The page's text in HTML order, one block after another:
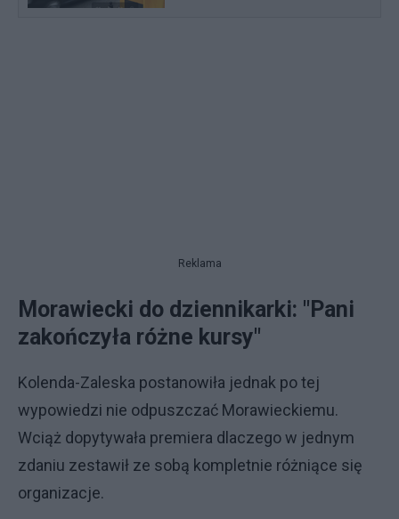
Reklama
Morawiecki do dziennikarki: "Pani
zakończyła różne kursy"
Kolenda-Zaleska postanowiła jednak po tej
wypowiedzi nie odpuszczać Morawieckiemu.
Wciąż dopytywała premiera dlaczego w jednym
zdaniu zestawił ze sobą kompletnie różniące się
organizacje.